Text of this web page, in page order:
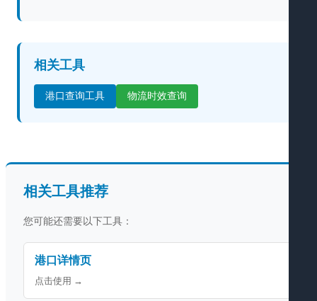
相关工具
港口查询工具 物流时效查询
相关工具推荐
您可能还需要以下工具：
港口详情页
点击使用 →